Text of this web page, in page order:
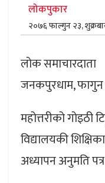
लोकपुकार
२०७६ फाल्गुन २३,
लोक समाचारदाता
जनकपुरधाम, फागुन
महोत्तरीको गोइठी
विद्यालयकी
अध्यापन अनुमति